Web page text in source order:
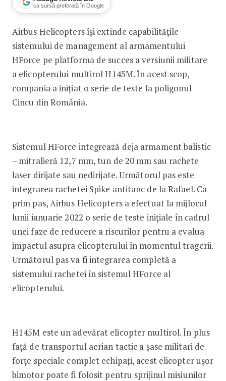
ca sursă preferată în Google
Airbus testează noi elicoptere
Airbus Helicopters își extinde capabilitățile
sistemului de management al armamentului
HForce pe platforma de succes a versiunii militare
a elicopterului multirol H145M. În acest scop,
compania a inițiat o serie de teste la poligonul
Cincu din România.
Sistemul HForce integrează deja armament balistic
– mitralieră 12,7 mm, tun de 20 mm sau rachete
laser dirijate sau nedirijate. Următorul pas este
integrarea rachetei Spike antitanc de la Rafael. Ca
prim pas, Airbus Helicopters a efectuat la mijlocul
lunii ianuarie 2022 o serie de teste inițiale în cadrul
unei faze de reducere a riscurilor pentru a evalua
impactul asupra elicopterului în momentul tragerii.
Următorul pas va fi integrarea completă a
sistemului rachetei în sistemul HForce al
elicopterului.
H145M este un adevărat elicopter multirol. În plus
față de transportul aerian tactic a șase militari de
forțe speciale complet echipați, acest elicopter ușor
bimotor poate fi folosit pentru sprijinul misiunilor